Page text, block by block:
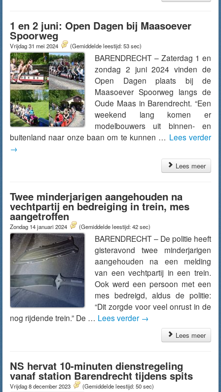
1 en 2 juni: Open Dagen bij Maasoever
Spoorweg
Vrijdag 31 mei 2024 (Gemiddelde leestijd: 53 sec)
BARENDRECHT – Zaterdag 1 en
zondag 2 juni 2024 vinden de
Open Dagen plaats bij de
Maasoever Spoorweg langs de
Oude Maas in Barendrecht. “Een
weekend lang komen er
modelbouwers uit binnen- en
buitenland naar onze baan om te kunnen … Lees verder
→
Lees meer
Twee minderjarigen aangehouden na
vechtpartij en bedreiging in trein, mes
aangetroffen
Zondag 14 januari 2024 (Gemiddelde leestijd: 42 sec)
BARENDRECHT – De politie heeft
gisteravond twee minderjarigen
aangehouden na een melding
van een vechtpartij in een trein.
Ook werd een persoon met een
mes bedreigd, aldus de politie:
“Dit zorgde voor veel onrust in de
nog rijdende trein.” De … Lees verder →
Lees meer
NS hervat 10-minuten dienstregeling
vanaf station Barendrecht tijdens spits
Vrijdag 8 december 2023 (Gemiddelde leestijd: 50 sec)